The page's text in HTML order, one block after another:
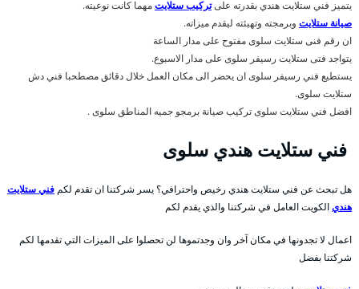
يتميز فني ستلايت هندي بقدرته علىتركيب ستلايتمهما كانت نوعيته.
صيانة ستلايت وبرمجته وتهيئته ليقدم ميزاته.
ان رقم فنى ستلايت سلوى مفتوح على مدار الساعة
يتواجد فتى ستلايت رسيفر سلوى على مدار الاسبوع.
يستطيع فني رسيفر سلوى ان يحضر الى مكان العمل خلال دقائق مصطحبا فني دش
ستلايت سلوى.
افضل فني ستلايت سلوى تركيب صيانة برمجو جميه المناطق سلوى .
فني ستلايت هندي سلوى
هل تبحث عن فني ستلايت هندي رخيص واحترافي؟ يسر شركتنا ان تقدم لكم فني ستلايت
هنديالكويت العامل في شركتنا والذي يقدم لكم
اعمال لا تجدونها في مكان آخر وان وجدتموها لن تحصلوا على الميزات التي تقدمها لكم
شركتنا بفضل